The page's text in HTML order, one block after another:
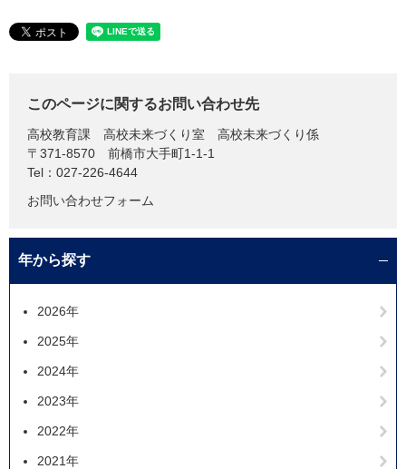
このページに関するお問い合わせ先
高校教育課
高校未来づくり室 高校未来づくり係
〒371-8570
前橋市大手町1-1-1
Tel：027-226-4644
お問い合わせフォーム
年から探す
2026年
2025年
2024年
2023年
2022年
2021年